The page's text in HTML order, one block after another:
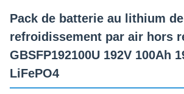
Pack de batterie au lithium de
refroidissement par air hors
GBSFP192100U 192V 100Ah
LiFePO4